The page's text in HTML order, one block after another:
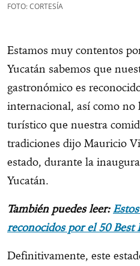
FOTO: CORTESÍA
Estamos muy contentos
Yucatán sabemos que
gastronómico es
internacional, así como no
turístico que nuestra
tradiciones dijo Mauricio
estado, durante la
Yucatán.
También puedes leer:
reconocidos por el 50 Best
Definitivamente, este